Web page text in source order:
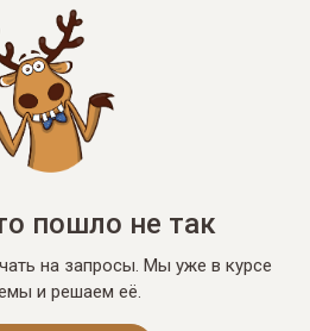
пошло не так
на запросы. Мы уже в курсе
и решаем её.